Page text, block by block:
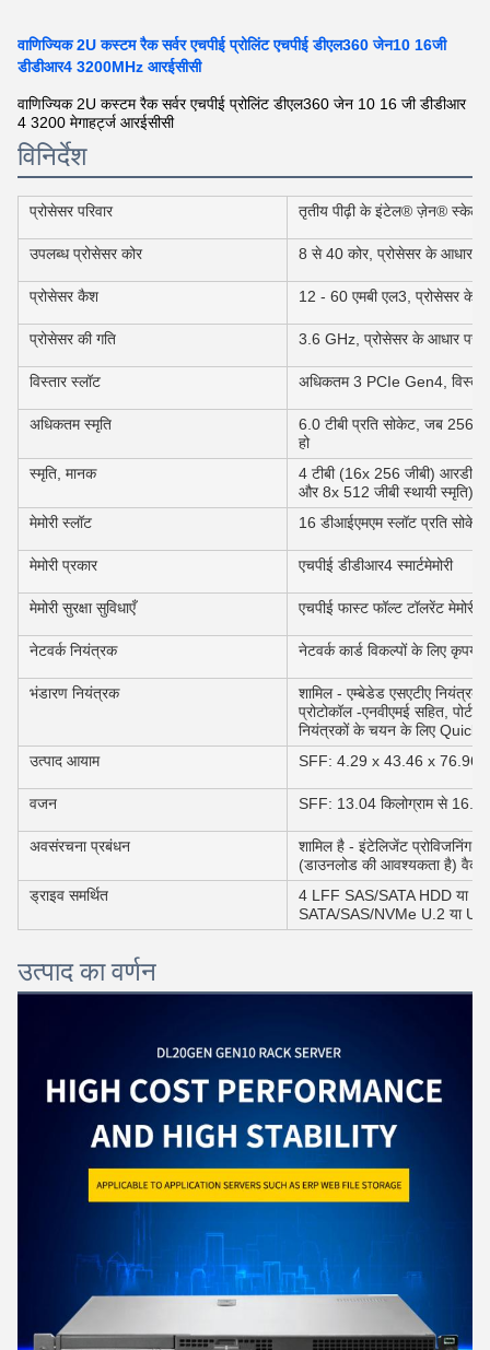
वाणिज्यिक 2U कस्टम रैक सर्वर एचपीई प्रोलिंट एचपीई डीएल360 जेन10 16जी
डीडीआर4 3200MHz आरईसीसी
वाणिज्यिक 2U कस्टम रैक सर्वर एचपीई प्रोलिंट डीएल360 जेन 10 16 जी डीडीआर
4 3200 मेगाहर्ट्ज आरईसीसी
विनिर्देश
प्रोसेसर परिवार तृतीय पीढ़ी के इंटेल® ज़ेन® स्केलेबल
उपलब्ध प्रोसेसर कोर 8 से 40 कोर, प्रोसेसर के आधार पर
प्रोसेसर कैश 12 - 60 एमबी एल3, प्रोसेसर के
प्रोसेसर की गति 3.6 GHz, प्रोसेसर के आधार पर
विस्तार स्लॉट अधिकतम 3 PCIe Gen4,
अधिकतम स्मृति
6.0 टीबी प्रति सोकेट, जब 256
हो
स्मृति, मानक
4 टीबी (16x 256 जीबी)
और 8x 512 जीबी स्थायी स्मृति)
मेमोरी स्लॉट
16 डीआईएमएम स्लॉट प्रति सोकेट
मेमोरी प्रकार एचपीई डीडीआर4 स्मार्टमेमोरी
मेमोरी सुरक्षा सुविधाएँ एचपीई फास्ट फॉल्ट टॉलरेंट मेमोरी
नेटवर्क नियंत्रक नेटवर्क कार्ड विकल्पों के लिए
भंडारण नियंत्रक
शामिल - एम्बेडेड एसएटीए
प्रोटोकॉल -एनवीएमई सहित,
नियंत्रकों के चयन के लिए
उत्पाद आयाम
SFF: 4.29 x 43.46 x 76.96
वजन SFF: 13.04 किलोग्राम से
अवसंरचना प्रबंधन
शामिल है - इंटेलिजेंट प्रोविजनिंग
(डाउनलोड की आवश्यकता है)
ड्राइव समर्थित
4 LFF SAS/SATA HDD या
SATA/SAS/NVMe U.2 या
उत्पाद का वर्णन